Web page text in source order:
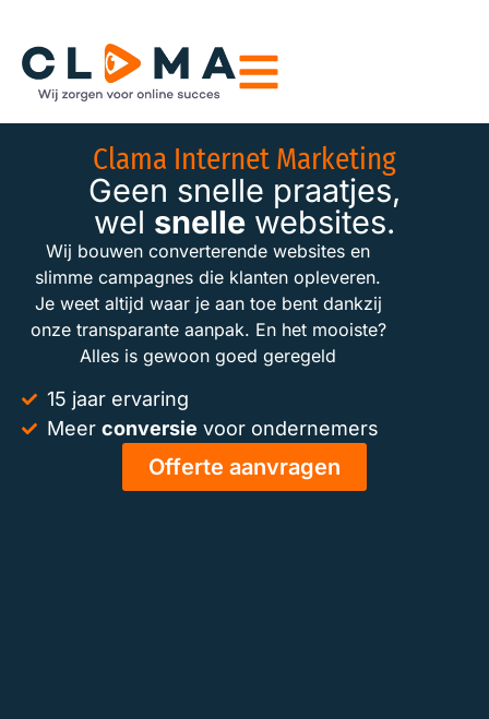
Clama Internet Marketing
Geen snelle praatjes,
wel snelle websites.
Wij bouwen converterende websites en
slimme campagnes die klanten opleveren.
Je weet altijd waar je aan toe bent dankzij
onze transparante aanpak. En het mooiste?
Alles is gewoon goed geregeld
15 jaar ervaring
Meer conversie voor ondernemers
Offerte aanvragen